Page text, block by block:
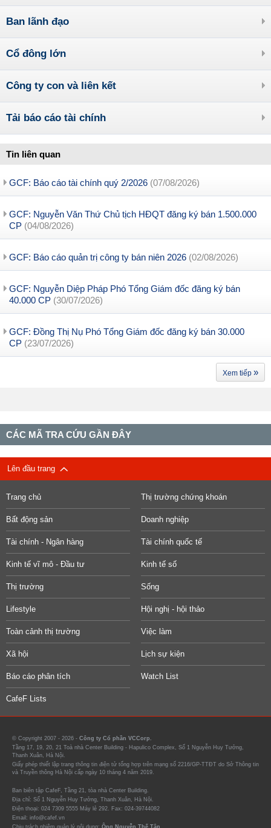
Ban lãnh đạo
Cổ đông lớn
Công ty con và liên kết
Tải báo cáo tài chính
Tin liên quan
GCF: Báo cáo tài chính quý 2/2026 (07/08/2026)
GCF: Nguyễn Văn Thứ Chủ tịch HĐQT đăng ký bán 1.500.000
CP (04/08/2026)
GCF: Báo cáo quản trị công ty bán niên 2026 (02/08/2026)
GCF: Nguyễn Diệp Pháp Phó Tổng Giám đốc đăng ký bán
40.000 CP (30/07/2026)
GCF: Đồng Thị Nụ Phó Tổng Giám đốc đăng ký bán 30.000
CP (23/07/2026)
Xem tiếp »
CÁC MÃ TRA CỨU GẦN ĐÂY
Lên đầu trang
Trang chủ
Bất động sản
Tài chính - Ngân hàng
Kinh tế vĩ mô - Đầu tư
Thị trường
Lifestyle
Toàn cảnh thị trường
Xã hội
Báo cáo phân tích
CafeF Lists
Thị trường chứng khoán
Doanh nghiệp
Tài chính quốc tế
Kinh tế số
Sống
Hội nghị - hội thảo
Việc làm
Lịch sự kiện
Watch List
© Copyright 2007 - 2026 - Công ty Cổ phần VCCorp.
Tầng 17, 19, 20, 21 Toà nhà Center Building - Hapulico Complex, Số 1 Nguyễn Huy Tưởng,
Thanh Xuân, Hà Nội.
Giấy phép thiết lập trang thông tin điện tử tổng hợp trên mạng số 2216/GP-TTĐT do Sở Thông tin
và Truyền thông Hà Nội cấp ngày 10 tháng 4 năm 2019.
Ban biên tập CafeF, Tầng 21, tòa nhà Center Building.
Địa chỉ: Số 1 Nguyễn Huy Tưởng, Thanh Xuân, Hà Nội.
Điện thoại: 024 7309 5555 Máy lẻ 292. Fax: 024-39744082
Email: info@cafef.vn
Chịu trách nhiệm quản lý nội dung: Ông Nguyễn Thế Tân